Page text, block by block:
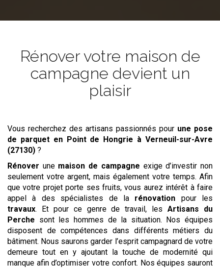
Rénover votre maison de
campagne devient un
plaisir
Vous recherchez des artisans passionnés pour une pose
de parquet en Point de Hongrie à Verneuil-sur-Avre
(27130) ?
Rénover une maison de campagne exige d’investir non
seulement votre argent, mais également votre temps. Afin
que votre projet porte ses fruits, vous aurez intérêt à faire
appel à des spécialistes de la rénovation pour les
travaux. Et pour ce genre de travail, lesArtisans du
Perche sont les hommes de la situation. Nos équipes
disposent de compétences dans différents métiers du
bâtiment. Nous saurons garder l’esprit campagnard de votre
demeure tout en y ajoutant la touche de modernité qui
manque afin d’optimiser votre confort. Nos équipes sauront